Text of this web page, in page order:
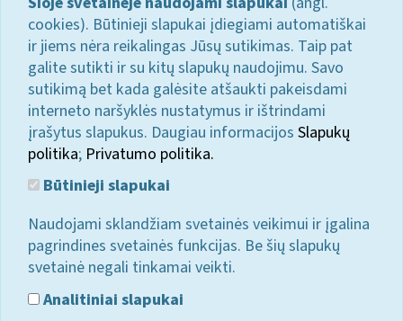
cookies). Būtinieji slapukai įdiegiami automatiškai
ir jiems nėra reikalingas Jūsų sutikimas. Taip pat
galite sutikti ir su kitų slapukų naudojimu. Savo
sutikimą bet kada galėsite atšaukti pakeisdami
interneto naršyklės nustatymus ir ištrindami
įrašytus slapukus. Daugiau informacijos Slapukų
politika; Privatumo politika.
Būtinieji slapukai
Naudojami sklandžiam svetainės veikimui ir įgalina
pagrindines svetainės funkcijas. Be šių slapukų
svetainė negali tinkamai veikti.
Analitiniai slapukai